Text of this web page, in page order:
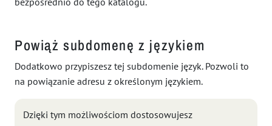
Powiąż subdomenę z językiem
Dodatkowo przypiszesz tej subdomenie język. Pozwoli to
na powiązanie adresu z określonym językiem.
Dzięki tym możliwościom dostosowujesz